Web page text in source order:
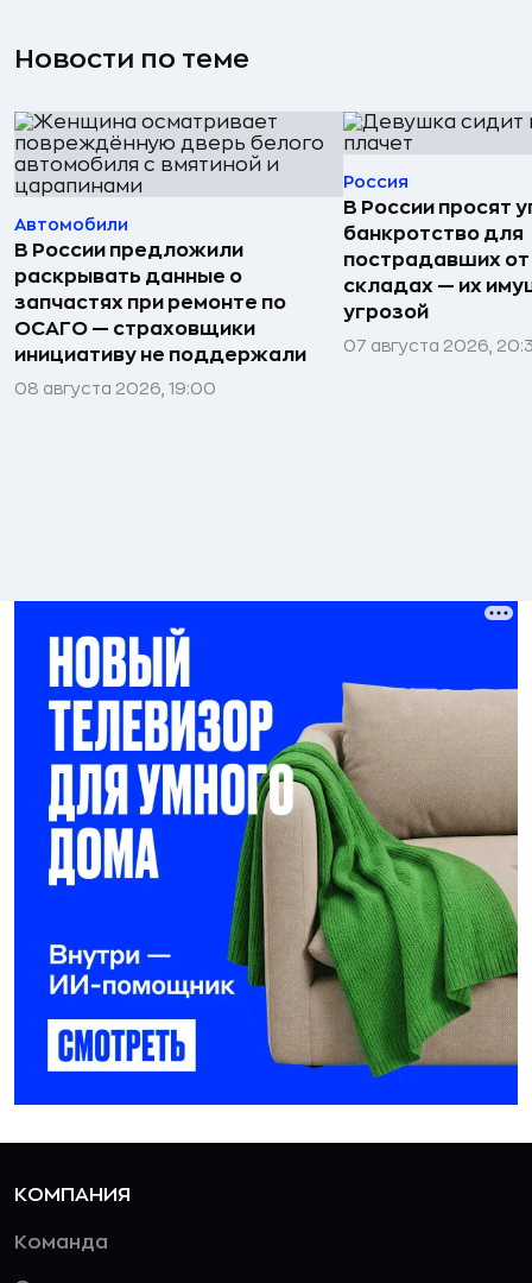
Новости по теме
Автомобили
В России предложили
раскрывать данные о
запчастях при ремонте по
ОСАГО — страховщики
инициативу не поддержали
08 августа 2026, 19:00
Россия
В России просят
банкротство для
пострадавших
складах — их
угрозой
07 августа 2026,
КОМПАНИЯ
Команда